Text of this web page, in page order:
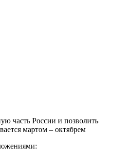
часть России и позволить
мартом – октябрем